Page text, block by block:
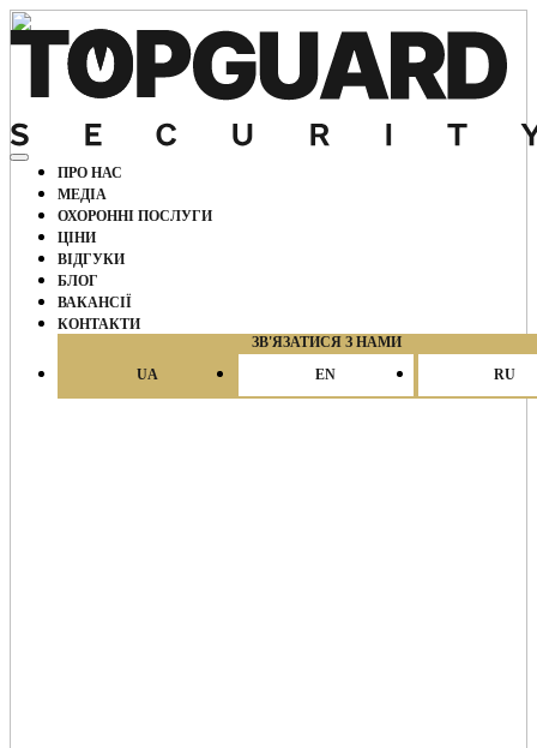
ПРО НАС
МЕДІА
ОХОРОННІ ПОСЛУГИ
ЦІНИ
ВІДГУКИ
БЛОГ
ВАКАНCІЇ
КОНТАКТИ
ЗВ'ЯЗАТИСЯ З НАМИ
UA
EN RU